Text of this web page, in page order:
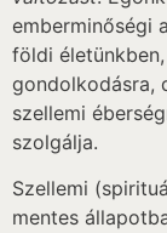
emberminőségi
földi
gondolkodásra,
szellemi
szolgálja.
Szellemi
mentes